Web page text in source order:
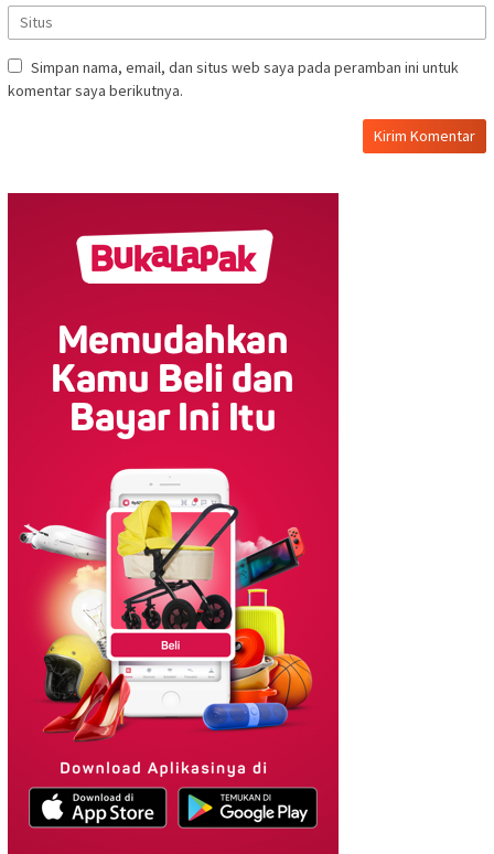
Simpan nama, email, dan situs web saya pada peramban ini untuk
komentar saya berikutnya.